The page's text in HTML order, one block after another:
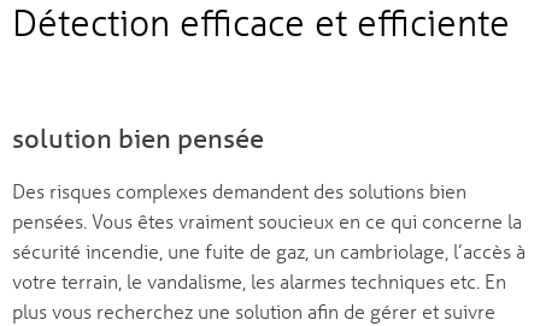
Détection efficace et efficiente
solution bien pensée
Des risques complexes demandent des solutions bien
pensées. Vous êtes vraiment soucieux en ce qui concerne la
sécurité incendie, une fuite de gaz, un cambriolage, l’accès à
votre terrain, le vandalisme, les alarmes techniques etc. En
plus vous recherchez une solution afin de gérer et suivre